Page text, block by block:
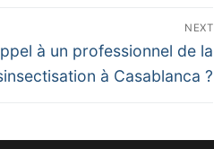
NEXT
à un professionnel de la
à Casablanca ?